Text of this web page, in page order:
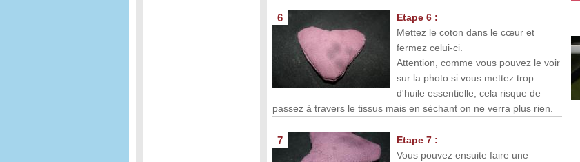
6
Etape 6 :
Mettez le coton dans le cœur et
fermez celui-ci.
Attention, comme vous pouvez le voir
sur la photo si vous mettez trop
d'huile essentielle, cela risque de
passez à travers le tissus mais en séchant on ne verra plus rien.
7
Etape 7 :
Vous pouvez ensuite faire une